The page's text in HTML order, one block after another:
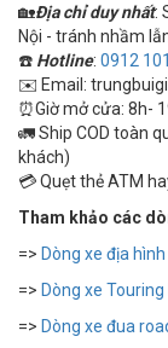
🏡Địa chỉ duy nhất:
Nội - tránh nhầm
☎️ Hotline: 0912
✉️ Email:
⏰Giờ mở cửa: 8h-
🚛 Ship COD toàn
khách)
💳 Quẹt thẻ ATM
Tham khảo các
=> Dòng xe địa
=> Dòng xe Touring
=> Dòng xe đua